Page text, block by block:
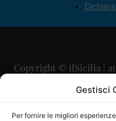
Gestisci
Per fornire le migliori
Copyright © ilSicilia |